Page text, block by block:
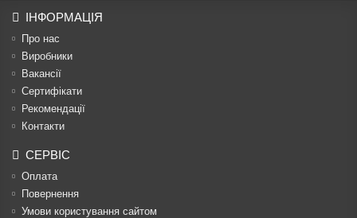
ІНФОРМАЦІЯ
Про нас
Виробники
Вакансії
Сертифікати
Рекомендації
Контакти
СЕРВІС
Оплата
Повернення
Умови користування сайтом